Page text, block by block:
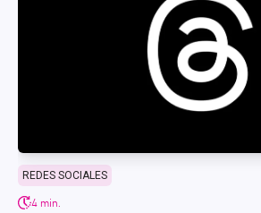
REDES SOCIALES
4 min.